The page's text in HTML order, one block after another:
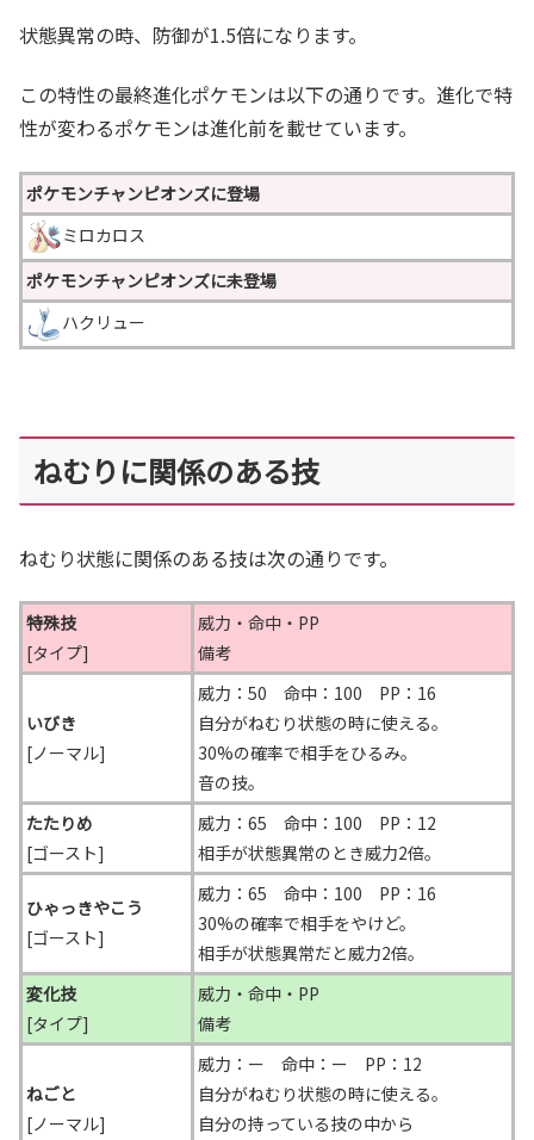
状態異常の時、防御が1.5倍になります。
この特性の最終進化ポケモンは以下の通りです。進化で特
性が変わるポケモンは進化前を載せています。
ポケモンチャンピオンズに登場
ミロカロス
ポケモンチャンピオンズに未登場
ハクリュー
ねむりに関係のある技
ねむり状態に関係のある技は次の通りです。
特殊技
[タイプ]
威力・命中・PP
備考
いびき
[ノーマル]
威力：50 命中：100 PP：16
自分がねむり状態の時に使える。
30%の確率で相手をひるみ。
音の技。
たたりめ
[ゴースト]
威力：65 命中：100 PP：12
相手が状態異常のとき威力2倍。
ひゃっきやこう
[ゴースト]
威力：65 命中：100 PP：16
30%の確率で相手をやけど。
相手が状態異常だと威力2倍。
変化技
[タイプ]
威力・命中・PP
備考
ねごと
[ノーマル]
威力：ー 命中：ー PP：12
自分がねむり状態の時に使える。
自分の持っている技の中から